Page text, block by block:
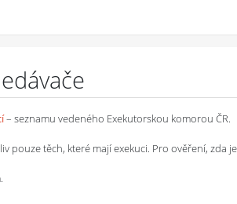
– seznamu vedeného Exekutorskou komorou ČR.
pouze těch, které mají exekuci. Pro ověření,